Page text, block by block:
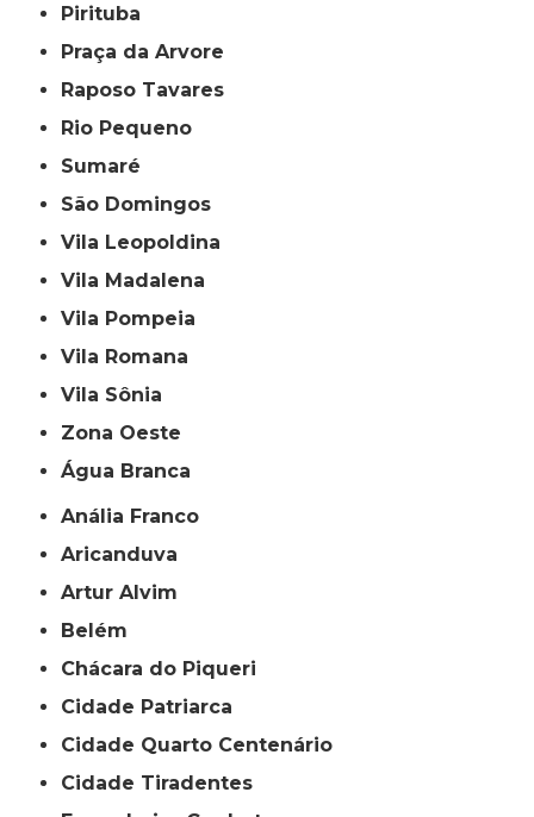
Pirituba
Praça da Arvore
Raposo Tavares
Rio Pequeno
Sumaré
São Domingos
Vila Leopoldina
Vila Madalena
Vila Pompeia
Vila Romana
Vila Sônia
Zona Oeste
Água Branca
Anália Franco
Aricanduva
Artur Alvim
Belém
Chácara do Piqueri
Cidade Patriarca
Cidade Quarto Centenário
Cidade Tiradentes